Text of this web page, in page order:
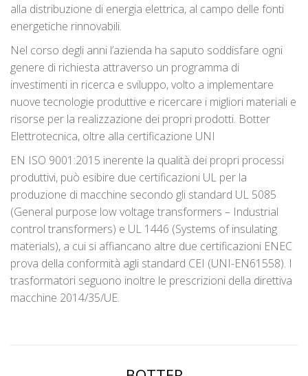
alla distribuzione di energia elettrica, al campo delle fonti
energetiche rinnovabili.
Nel corso degli anni l’azienda ha saputo soddisfare ogni
genere di richiesta attraverso un programma di
investimenti in ricerca e sviluppo, volto a implementare
nuove tecnologie produttive e ricercare i migliori materiali e
risorse per la realizzazione dei propri prodotti. Botter
Elettrotecnica, oltre alla certificazione UNI
EN ISO 9001:2015 inerente la qualità dei propri processi
produttivi, può esibire due certificazioni UL per la
produzione di macchine secondo gli standard UL 5085
(General purpose low voltage transformers – Industrial
control transformers) e UL 1446 (Systems of insulating
materials), a cui si affiancano altre due certificazioni ENEC
prova della conformità agli standard CEI (UNI-EN61558). I
trasformatori seguono inoltre le prescrizioni della direttiva
macchine 2014/35/UE.